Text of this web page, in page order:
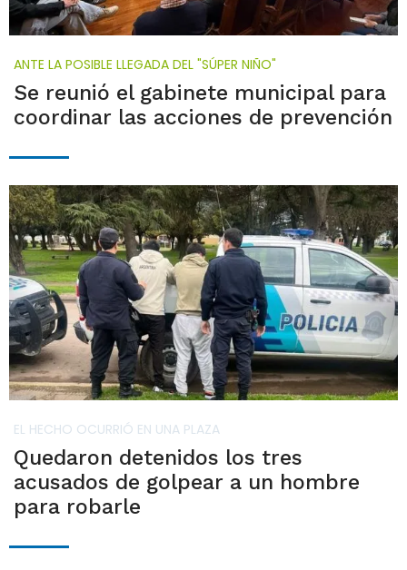
ANTE LA POSIBLE LLEGADA DEL "SÚPER NIÑO"
Se reunió el gabinete municipal para
coordinar las acciones de prevención
EL HECHO OCURRIÓ EN UNA PLAZA
Quedaron detenidos los tres
acusados de golpear a un hombre
para robarle